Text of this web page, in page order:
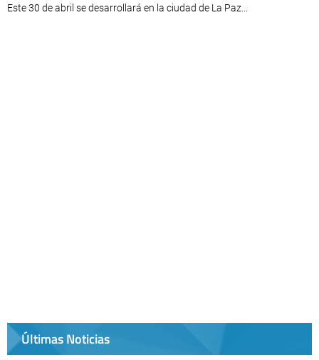
Este 30 de abril se desarrollará en la ciudad de La Paz...
Últimas Noticias